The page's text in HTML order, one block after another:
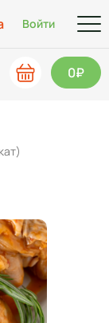
Войти
0₽